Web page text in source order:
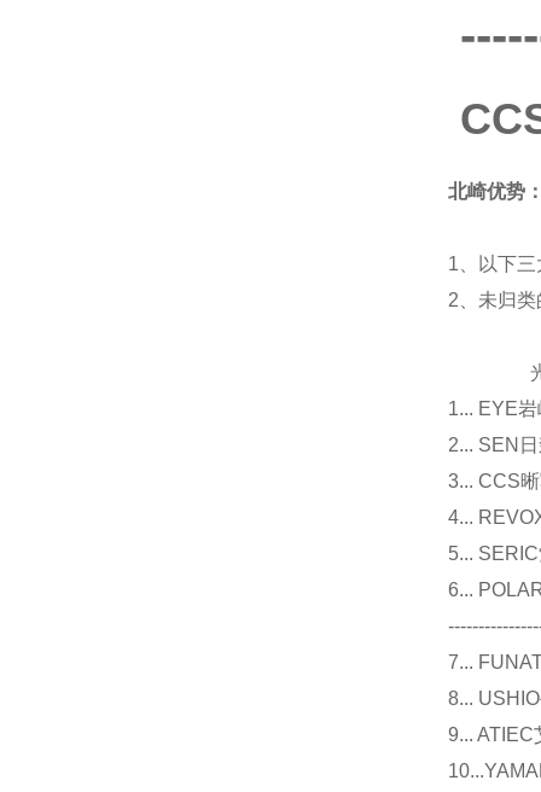
北崎优势
1、以下
2、未归
光源
1... EYE
2... SEN
3... CCS
4...
5...
6...
7...
8...
9...